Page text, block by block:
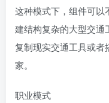
这种模式下，组件可以
建结构复杂的大型交通
复制现实交通工具或者
家。
职业模式